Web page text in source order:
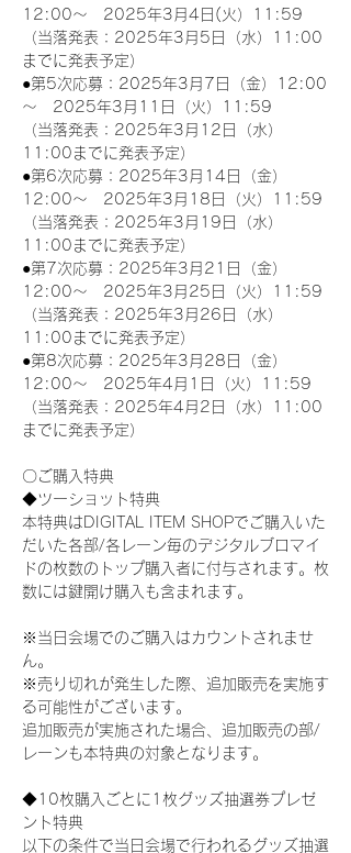
12:00～　2025年3月4日(火）11:59
（当落発表：2025年3月5日（水）11:00
までに発表予定）
●第5次応募：2025年3月7日（金）12:00
～　2025年3月11日（火）11:59
（当落発表：2025年3月12日（水）
11:00までに発表予定）
●第6次応募：2025年3月14日（金）
12:00～　2025年3月18日（火）11:59
（当落発表：2025年3月19日（水）
11:00までに発表予定）
●第7次応募：2025年3月21日（金）
12:00～　2025年3月25日（火）11:59
（当落発表：2025年3月26日（水）
11:00までに発表予定）
●第8次応募：2025年3月28日（金）
12:00～　2025年4月1日（火）11:59
（当落発表：2025年4月2日（水）11:00
までに発表予定）
〇ご購入特典
◆ツーショット特典
本特典はDIGITAL ITEM SHOPでご購入いた
だいた各部/各レーン毎のデジタルブロマイ
ドの枚数のトップ購入者に付与されます。枚
数には鍵開け購入も含まれます。
※当日会場でのご購入はカウントされませ
ん。
※売り切れが発生した際、追加販売を実施す
る可能性がございます。
追加販売が実施された場合、追加販売の部/
レーンも本特典の対象となります。
◆10枚購入ごとに1枚グッズ抽選券プレゼ
ント特典
以下の条件で当日会場で行われるグッズ抽選